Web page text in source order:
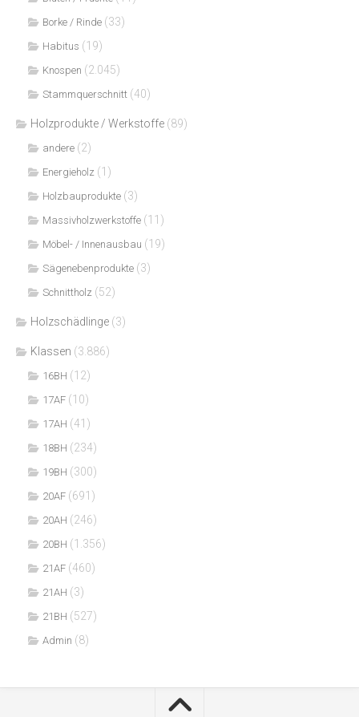
Borke / Rinde (33)
Habitus (19)
Knospen (2.045)
Stammquerschnitt (40)
Holzprodukte / Werkstoffe (89)
andere (2)
Energieholz (1)
Holzbauprodukte (3)
Massivholzwerkstoffe (11)
Möbel- / Innenausbau (19)
Sägenebenprodukte (3)
Schnittholz (52)
Holzschädlinge (3)
Klassen (3.886)
16BH (12)
17AF (10)
17AH (41)
18BH (234)
19BH (300)
20AF (691)
20AH (246)
20BH (1.356)
21AF (460)
21AH (3)
21BH (527)
Admin (8)